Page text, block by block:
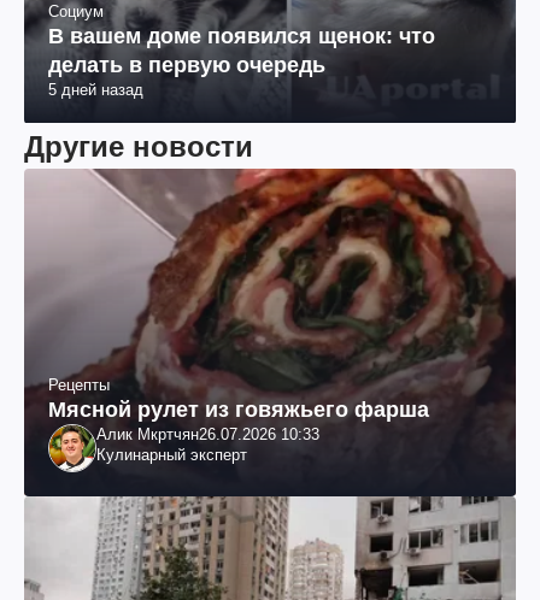
Социум
В вашем доме появился щенок: что
делать в первую очередь
5 дней назад
Другие новости
Рецепты
Мясной рулет из говяжьего фарша
Алик Мкртчян26.07.2026 10:33
Кулинарный эксперт